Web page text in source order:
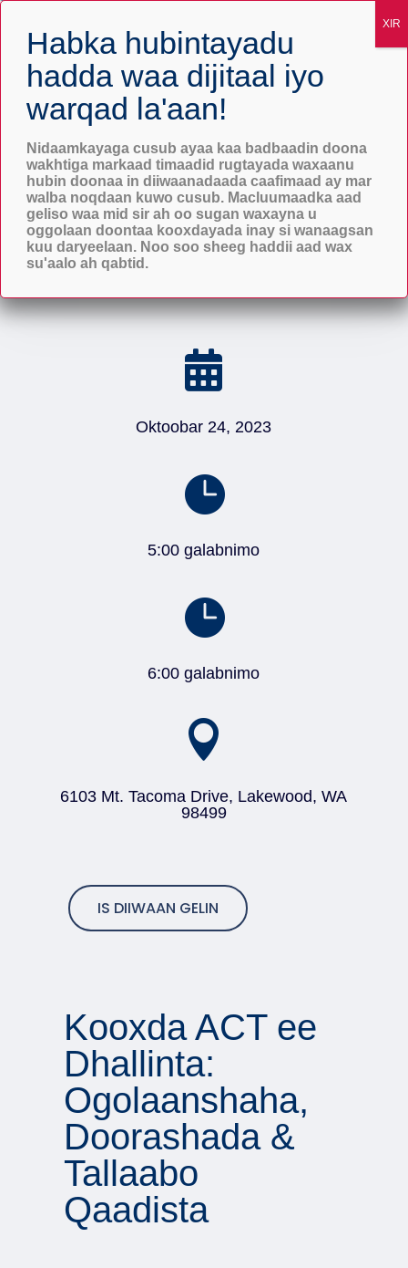
Adeegyada xasaradaha
Maanta Bilow

Oktoobar 24, 2023

5:00 galabnimo

6:00 galabnimo

6103 Mt. Tacoma Drive, Lakewood, WA
98499
IS DIIWAAN GELIN
Kooxda ACT ee
Dhallinta:
Ogolaanshaha,
Doorashada &
Tallaabo
Qaadista
Nidaamkayaga cusub ayaa kaa badbaadin doona
wakhtiga markaad timaadid rugtayada waxaanu
hubin doonaa in diiwaanadaada caafimaad ay mar
walba noqdaan kuwo cusub. Macluumaadka aad
geliso waa mid sir ah oo sugan waxayna u
oggolaan doontaa kooxdayada inay si wanaagsan
kuu daryeelaan. Noo soo sheeg haddii aad wax
su'aalo ah qabtid.